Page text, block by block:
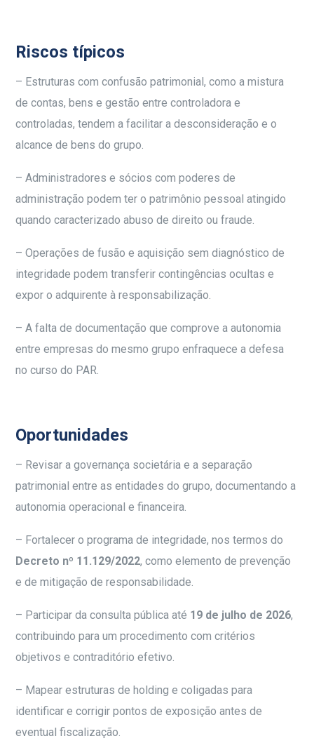
Riscos típicos
– Estruturas com confusão patrimonial, como a mistura
de contas, bens e gestão entre controladora e
controladas, tendem a facilitar a desconsideração e o
alcance de bens do grupo.
– Administradores e sócios com poderes de
administração podem ter o patrimônio pessoal atingido
quando caracterizado abuso de direito ou fraude.
– Operações de fusão e aquisição sem diagnóstico de
integridade podem transferir contingências ocultas e
expor o adquirente à responsabilização.
– A falta de documentação que comprove a autonomia
entre empresas do mesmo grupo enfraquece a defesa
no curso do PAR.
Oportunidades
– Revisar a governança societária e a separação
patrimonial entre as entidades do grupo, documentando a
autonomia operacional e financeira.
– Fortalecer o programa de integridade, nos termos do
Decreto nº 11.129/2022, como elemento de prevenção
e de mitigação de responsabilidade.
– Participar da consulta pública até 19 de julho de 2026,
contribuindo para um procedimento com critérios
objetivos e contraditório efetivo.
– Mapear estruturas de holding e coligadas para
identificar e corrigir pontos de exposição antes de
eventual fiscalização.